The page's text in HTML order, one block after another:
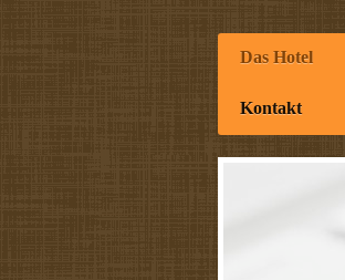
Das Hotel
Kontakt